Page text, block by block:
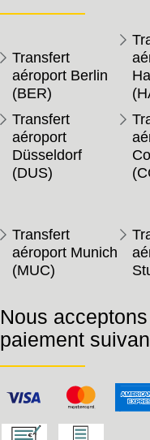
Transfert
aéroport Berlin
(BER)
Transfert
aéroport
Düsseldorf
(DUS)
Transfert
aéroport Munich
(MUC)
Nous
paiement